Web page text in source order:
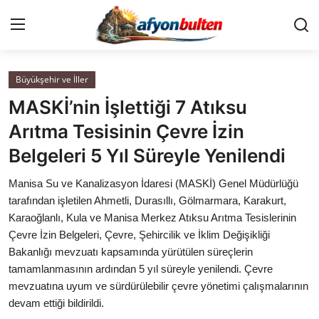
Anasayfa
Cumhurbaşkanlığı
Genel Merkez
Büyükşehir ve İller
Valilikler
Gallery
Bakanlıklar
Büyükşehir ve İller
MASKİ’nin İşlettiği 7 Atıksu
Arıtma Tesisinin Çevre İzin
Belgeleri 5 Yıl Süreyle Yenilendi
Manisa Su ve Kanalizasyon İdaresi (MASKİ) Genel Müdürlüğü
tarafından işletilen Ahmetli, Durasıllı, Gölmarmara, Karakurt,
Karaoğlanlı, Kula ve Manisa Merkez Atıksu Arıtma Tesislerinin
Çevre İzin Belgeleri, Çevre, Şehircilik ve İklim Değişikliği
Bakanlığı mevzuatı kapsamında yürütülen süreçlerin
tamamlanmasının ardından 5 yıl süreyle yenilendi. Çevre
mevzuatına uyum ve sürdürülebilir çevre yönetimi çalışmalarının
devam ettiği bildirildi.